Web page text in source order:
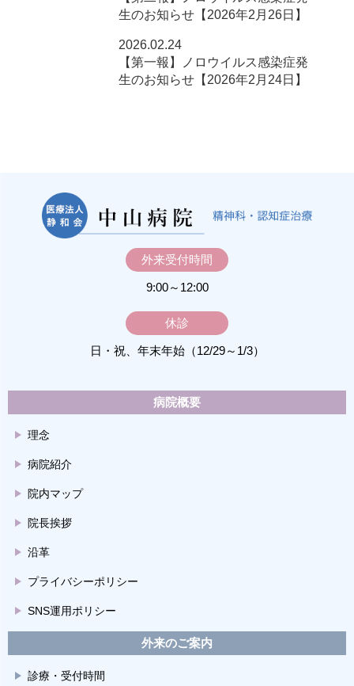
生のお知らせ【2026年2月26日】
2026.02.24
【第一報】ノロウイルス感染症発
生のお知らせ【2026年2月24日】
外来受付時間
9:00～12:00
休診
日・祝、年末年始（12/29～1/3）
病院概要
理念
病院紹介
院内マップ
院長挨拶
沿革
プライバシーポリシー
SNS運用ポリシー
外来のご案内
診療・受付時間